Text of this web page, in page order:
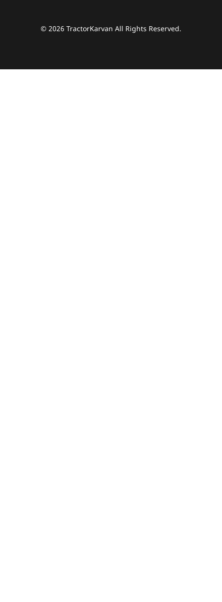
© 2026 TractorKarvan All Rights Reserved.